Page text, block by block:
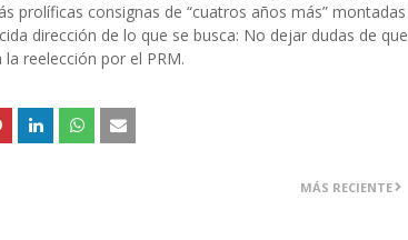
prolíficas consignas de “cuatros años más” montadas
dirección de lo que se busca: No dejar dudas de que
reelección por el PRM.
MÁS RECIENTE